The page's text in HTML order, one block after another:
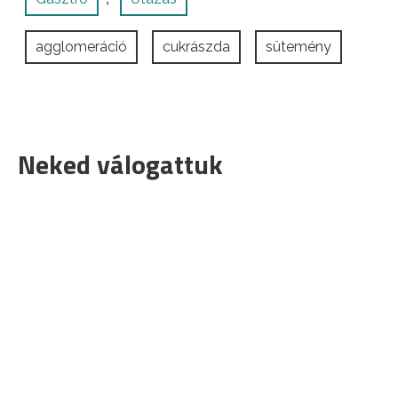
agglomeráció cukrászda sütemény
Neked válogattuk